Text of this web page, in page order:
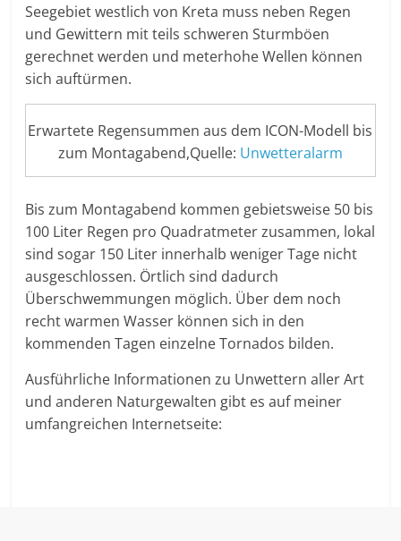
Seegebiet westlich von Kreta muss neben Regen
und Gewittern mit teils schweren Sturmböen
gerechnet werden und meterhohe Wellen können
sich auftürmen.
Erwartete Regensummen aus dem ICON-Modell bis
zum Montagabend,Quelle: Unwetteralarm
Bis zum Montagabend kommen gebietsweise 50 bis
100 Liter Regen pro Quadratmeter zusammen, lokal
sind sogar 150 Liter innerhalb weniger Tage nicht
ausgeschlossen. Örtlich sind dadurch
Überschwemmungen möglich. Über dem noch
recht warmen Wasser können sich in den
kommenden Tagen einzelne Tornados bilden.
Ausführliche Informationen zu Unwettern aller Art
und anderen Naturgewalten gibt es auf meiner
umfangreichen Internetseite: